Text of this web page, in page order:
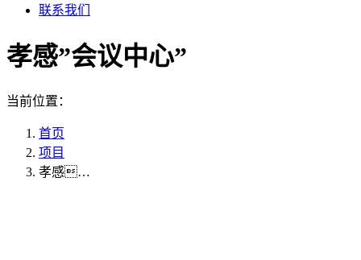
联系我们
孝感”会议中心”
当前位置：
首页
项目
孝感…